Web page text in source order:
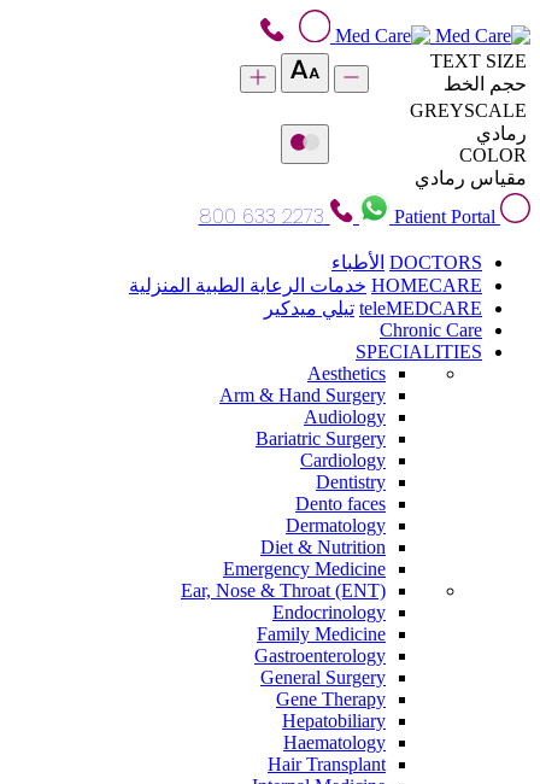
TEXT SIZE
حجم الخط
GREYSCALE
رمادي
COLOR
مقياس رمادي
Patient Portal
800 633 2273
DOCTORS الأطباء
HOMECARE خدمات الرعاية الطبية المنزلية
teleMEDCARE تيلي ميدكير
Chronic Care
SPECIALITIES
Aesthetics
Arm & Hand Surgery
Audiology
Bariatric Surgery
Cardiology
Dentistry
Dento faces
Dermatology
Diet & Nutrition
Emergency Medicine
Ear, Nose & Throat (ENT)
Endocrinology
Family Medicine
Gastroenterology
General Surgery
Gene Therapy
Hepatobiliary
Haematology
Hair Transplant